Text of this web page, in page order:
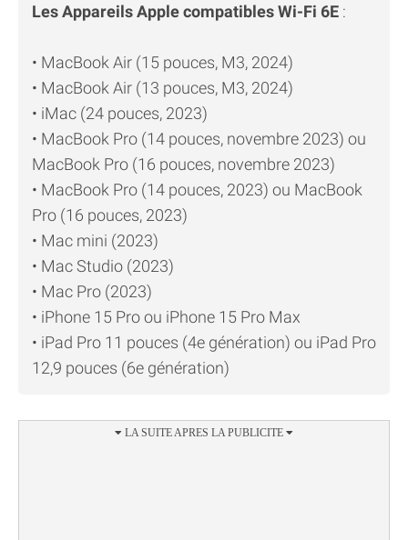
Les Appareils Apple compatibles Wi-Fi 6E :
• MacBook Air (15 pouces, M3, 2024)
• MacBook Air (13 pouces, M3, 2024)
• iMac (24 pouces, 2023)
• MacBook Pro (14 pouces, novembre 2023) ou
MacBook Pro (16 pouces, novembre 2023)
• MacBook Pro (14 pouces, 2023) ou MacBook
Pro (16 pouces, 2023)
• Mac mini (2023)
• Mac Studio (2023)
• Mac Pro (2023)
• iPhone 15 Pro ou iPhone 15 Pro Max
• iPad Pro 11 pouces (4e génération) ou iPad Pro
12,9 pouces (6e génération)